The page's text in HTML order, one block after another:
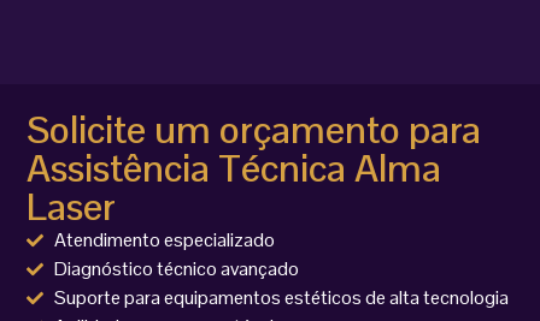
Solicite um orçamento para
Assistência Técnica Alma
Laser
Atendimento especializado
Diagnóstico técnico avançado
Suporte para equipamentos estéticos de alta tecnologia